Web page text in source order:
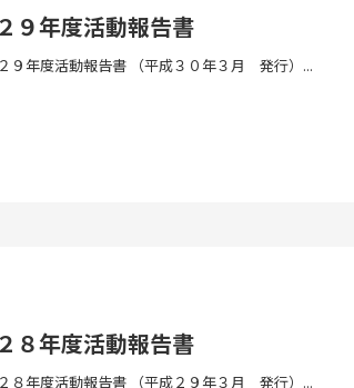
９年度活動報告書
９年度活動報告書 （平成３０年３月 発行）...
８年度活動報告書
８年度活動報告書 （平成２９年３月 発行）...